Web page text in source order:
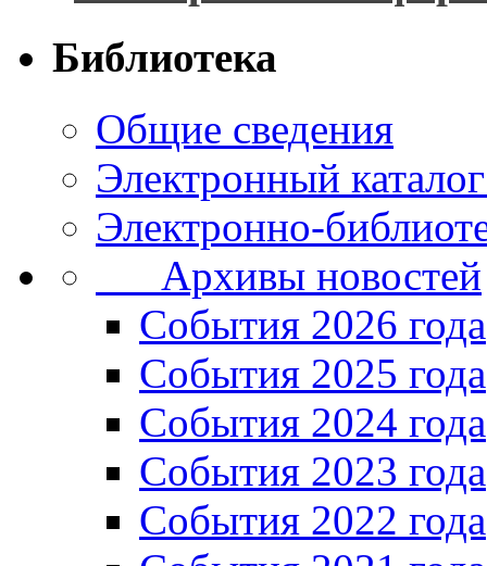
Библиотека
Общие сведения
Электронный
Электронно-
Архивы новостей
Cобытия 2026 года
События 2025 года
События 2024 года
События 2023 года
Cобытия 2022 года